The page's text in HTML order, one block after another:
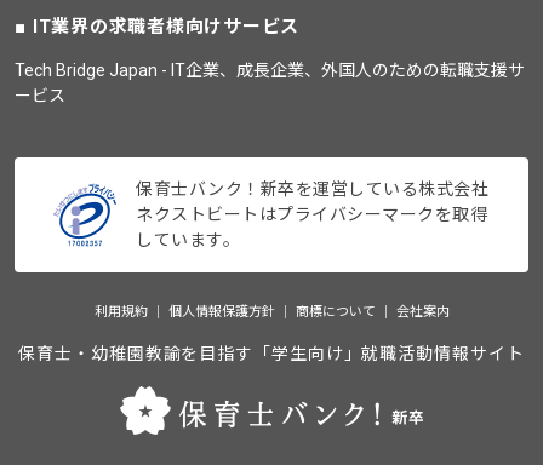
IT業界の求職者様向けサービス
Tech Bridge Japan - IT企業、成長企業、外国人のための転職支援サ
ービス
保育士バンク！新卒を運営している株式会社
ネクストビートはプライバシーマークを取得
しています。
利用規約 個人情報保護方針 商標について 会社案内
保育士・幼稚園教諭を目指す「学生向け」就職活動情報サイト